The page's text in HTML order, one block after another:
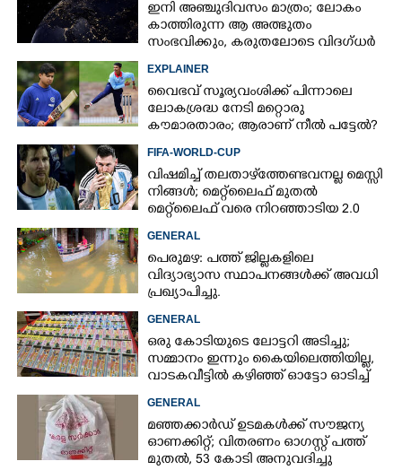
ഇനി അഞ്ചുദിവസം മാത്രം; ലോകം
കാത്തിരുന്ന ആ അത്ഭുതം
സംഭവിക്കും, കരുതലോടെ വിദഗ്ധർ
EXPLAINER
വൈഭവ് സൂര്യവംശിക്ക് പിന്നാലെ
ലോകശ്രദ്ധ നേടി മറ്റൊരു
കൗമാരതാരം; ആരാണ് നീൽ പട്ടേൽ?
FIFA-WORLD-CUP
വിഷമിച്ച് തലതാഴ്‌ത്തേണ്ടവനല്ല മെസ്സി
നിങ്ങള്‍; മെറ്റ്‌ലൈഫ് മുതല്‍
മെറ്റ്‌ലൈഫ് വരെ നിറഞ്ഞാടിയ 2.0
GENERAL
പെരുമഴ: പത്ത് ജില്ലകളിലെ
വിദ്യാഭ്യാസ സ്ഥാപനങ്ങൾക്ക് അവധി
പ്രഖ്യാപിച്ചു.
GENERAL
ഒരു കോടിയുടെ ലോട്ടറി അടിച്ചു;
സമ്മാനം ഇന്നും കൈയിലെത്തിയില്ല,
വാടകവീട്ടിൽ കഴിഞ്ഞ് ഓട്ടോ ഓടിച്ച്
73കാരൻ
GENERAL
മഞ്ഞക്കാർഡ് ഉടമകൾക്ക് സൗജന്യ
ഓണക്കിറ്റ്; വിതരണം ഓഗസ്റ്റ് പത്ത്
മുതൽ, 53 കോടി അനുവദിച്ചു